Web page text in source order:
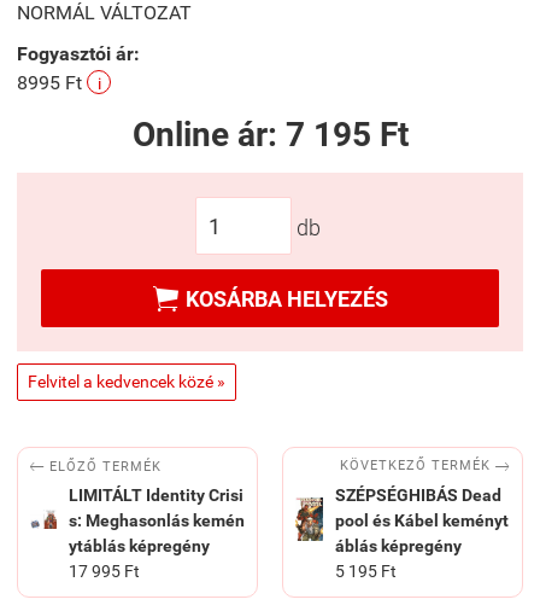
NORMÁL VÁLTOZAT
Fogyasztói ár:
8995 Ft
i
Online ár: 7 195 Ft
db
 KOSÁRBA HELYEZÉS
Felvitel a kedvencek közé »
 ELŐZŐ TERMÉK
LIMITÁLT Identity Crisi
s: Meghasonlás kemén
ytáblás képregény
17 995 Ft
KÖVETKEZŐ TERMÉK 
SZÉPSÉGHIBÁS Dead
pool és Kábel keményt
áblás képregény
5 195 Ft